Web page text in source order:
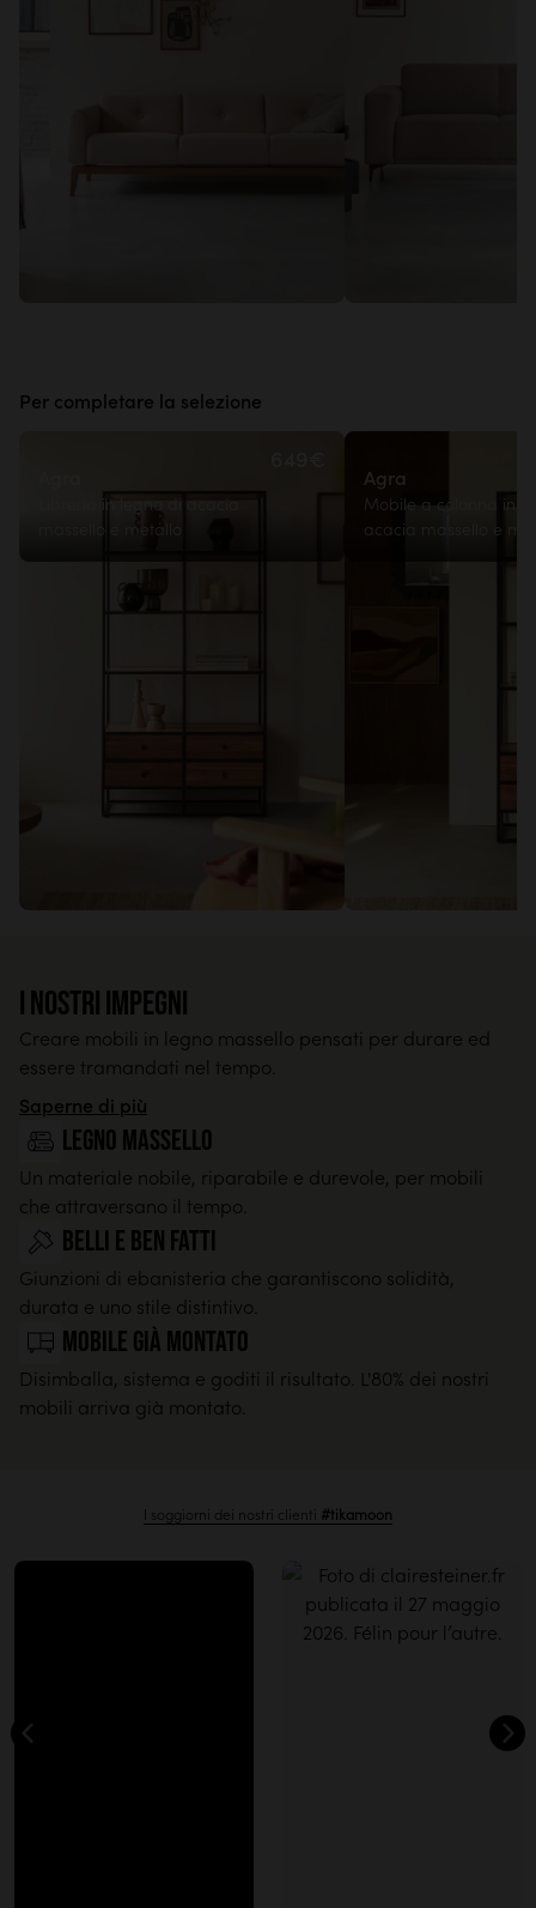
Per completare la selezione
Libreria in legno di acacia
massello e metallo
Agra
Mobile a colonna in
acacia massello e
I nostri impegni
Creare mobili in legno massello pensati per durare ed
essere tramandati nel tempo.
Saperne di più
legno massello
Un materiale nobile, riparabile e durevole, per mobili
che attraversano il tempo.
Belli e ben fatti
Giunzioni di ebanisteria che garantiscono solidità,
durata e uno stile distintivo.
Mobile già montato
Disimballa, sistema e goditi il risultato. L'80% dei nostri
mobili arriva già montato.
I soggiorni dei nostri clienti #tikamoon